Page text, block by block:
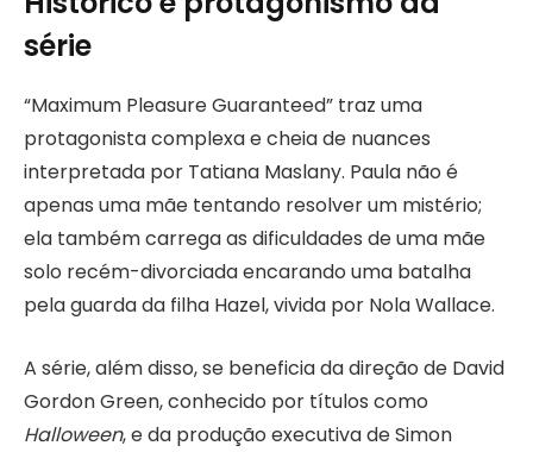
série
“Maximum Pleasure Guaranteed” traz uma
protagonista complexa e cheia de nuances
interpretada por Tatiana Maslany. Paula não é
apenas uma mãe tentando resolver um mistério;
ela também carrega as dificuldades de uma mãe
solo recém-divorciada encarando uma batalha
pela guarda da filha Hazel, vivida por Nola Wallace.
A série, além disso, se beneficia da direção de David
Gordon Green, conhecido por títulos como
Halloween, e da produção executiva de Simon